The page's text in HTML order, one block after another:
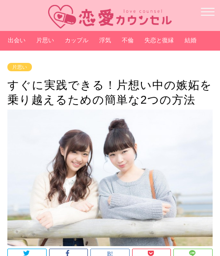
出会い 片思い カップル 浮気 不倫 失恋と復縁 結婚
片思い
すぐに実践できる！片想い中の嫉妬を
乗り越えるための簡単な2つの方法